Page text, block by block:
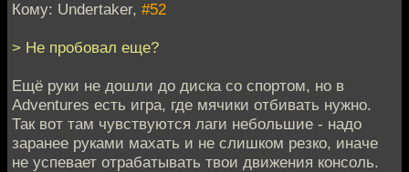
Кому: Undertaker, #52
> Не пробовал еще?
Ещё руки не дошли до диска со спортом, но в
Adventures есть игра, где мячики отбивать нужно.
Так вот там чувствуются лаги небольшие - надо
заранее руками махать и не слишком резко, иначе
не успевает отрабатывать твои движения консоль.